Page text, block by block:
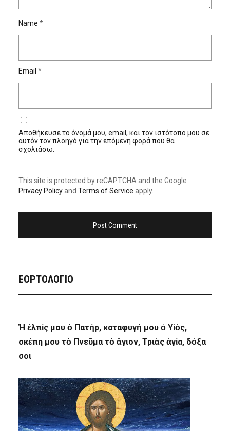
Name *
Email *
Αποθήκευσε το όνομά μου, email, και τον ιστότοπο μου σε
αυτόν τον πλοηγό για την επόμενη φορά που θα
σχολιάσω.
This site is protected by reCAPTCHA and the Google
Privacy Policyand Terms of Service apply.
ΕΟΡΤΟΛΟΓΙΟ
Ἡ ἐλπίς μου ὁ Πατήρ, καταφυγή μου ὁ Υἱός,
σκέπη μου τὸ Πνεῦμα τὸ ἅγιον, Τριὰς ἁγία, δόξα
σοι